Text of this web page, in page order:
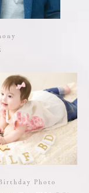
Photo